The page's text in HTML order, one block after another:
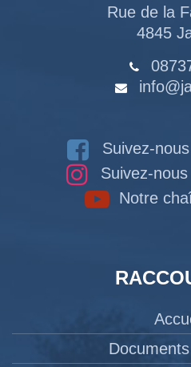
Rue de la
4845
Suivez-
Suivez-
Notre